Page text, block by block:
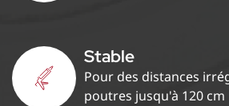
Stable
Pour des distances
poutres jusqu'à 120 cm